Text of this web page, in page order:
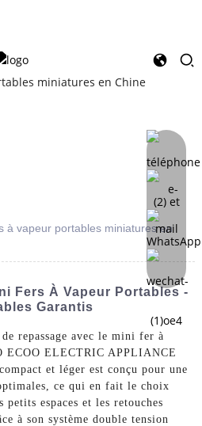
à vapeur portables miniatures en
Fers À Vapeur Portables -
Garantis
repassage avec le mini fer à
ECOO ELECTRIC APPLIANCE
et léger est conçu pour une
ce qui en fait le choix
espaces et les retouches
à son système double tension